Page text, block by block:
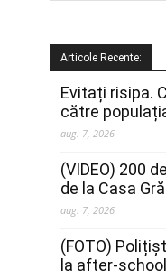
Articole Recente:
Evitați risipa.
către
aug. 7, 2026
(VIDEO) 200
de la Casa
aug. 7, 2026
(FOTO)
la after-school